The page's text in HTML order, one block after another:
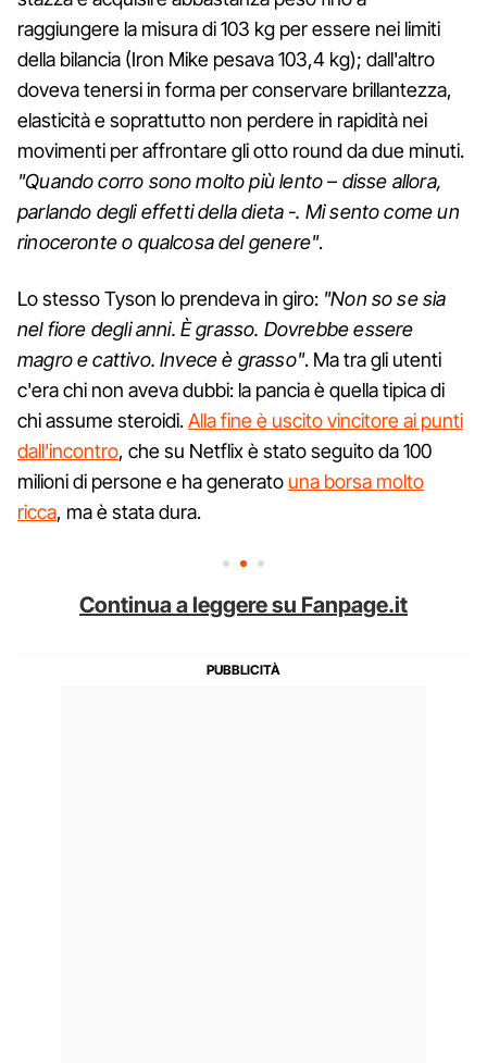
raggiungere la misura di 103 kg per essere nei limiti
della bilancia (Iron Mike pesava 103,4 kg); dall'altro
doveva tenersi in forma per conservare brillantezza,
elasticità e soprattutto non perdere in rapidità nei
movimenti per affrontare gli otto round da due minuti.
"Quando corro sono molto più lento – disse allora,
parlando degli effetti della dieta -. Mi sento come un
rinoceronte o qualcosa del genere".
Lo stesso Tyson lo prendeva in giro: "Non so se sia
nel fiore degli anni. È grasso. Dovrebbe essere
magro e cattivo. Invece è grasso". Ma tra gli utenti
c'era chi non aveva dubbi: la pancia è quella tipica di
chi assume steroidi.Alla fine è uscito vincitore ai punti
dall'incontro, che su Netflix è stato seguito da 100
milioni di persone e ha generato una borsa molto
ricca, ma è stata dura.
Continua a leggere su Fanpage.it